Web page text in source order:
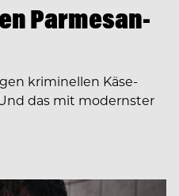
Parmesan-
kriminellen Käse-
das mit modernster